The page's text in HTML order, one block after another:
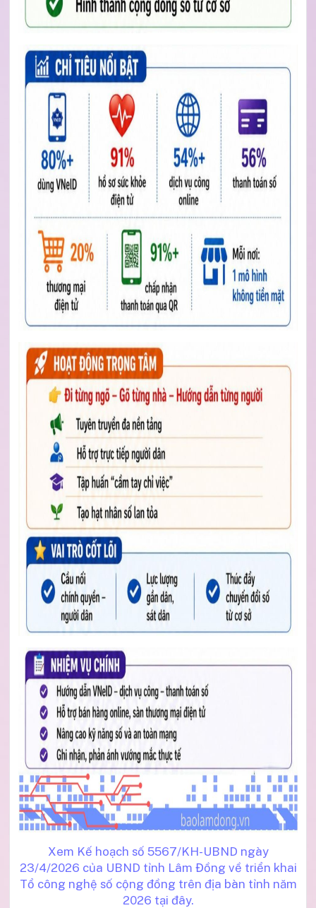
Xem Kế hoạch số 5567/KH-UBND ngày
23/4/2026 của UBND tỉnh Lâm Đồng về triển khai
Tổ công nghệ số cộng đồng trên địa bàn tỉnh năm
2026 tại đây.